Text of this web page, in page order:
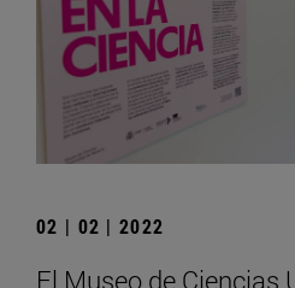
02 | 02 | 2022
El Museo de Ciencias